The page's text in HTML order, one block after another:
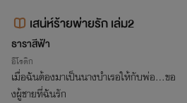
เสน่ห์ร้ายพ่ายรัก เล่ม2
ธาราสีฟ้า
อีโรติก
เมื่อฉันต้องมาเป็นนางบำเรอให้กับพ่อ…ขอ
งผู้ชายที่ฉันรัก